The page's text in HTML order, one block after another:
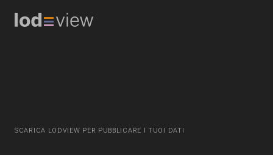
SCARICA LODVIEW PER PUBBLICARE I TUOI DATI